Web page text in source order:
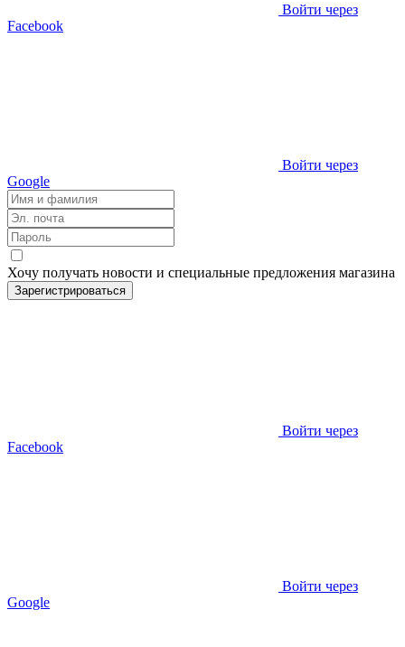
Войти через
Facebook
Войти через
Google
Хочу получать новости и специальные предложения магазина
Зарегистрироваться
Войти через
Facebook
Войти через
Google